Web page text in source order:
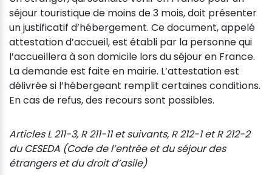
séjour touristique de moins de 3 mois, doit présenter
un justificatif d’hébergement. Ce document, appelé
attestation d’accueil, est établi par la personne qui
l’accueillera à son domicile lors du séjour en France.
La demande est faite en mairie. L’attestation est
délivrée si l’hébergeant remplit certaines conditions.
En cas de refus, des recours sont possibles.
Articles L 211-3, R 211-11 et suivants, R 212-1 et R 212-2
du CESEDA (Code de l’entrée et du séjour des
étrangers et du droit d’asile)